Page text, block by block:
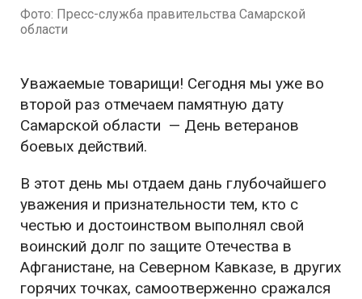
Фото: Пресс-служба правительства Самарской
области
Уважаемые товарищи! Сегодня мы уже во
второй раз отмечаем памятную дату
Самарской области — День ветеранов
боевых действий.
В этот день мы отдаем дань глубочайшего
уважения и признательности тем, кто с
честью и достоинством выполнял свой
воинский долг по защите Отечества в
Афганистане, на Северном Кавказе, в других
горячих точках, самоотверженно сражался